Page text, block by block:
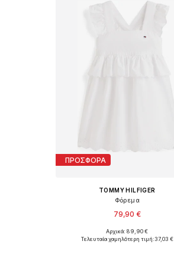
ΠΡΟΣΦΟΡΑ
TOMMY HILFIGER
Φόρεμα
79,90 €
Διαθέσιμα μεγέθη: 104, 116
Αρχικά: 89,90 €
Τελευταία χαμηλότερη τιμή:37,03 €